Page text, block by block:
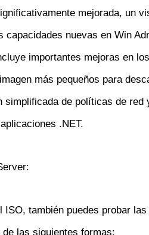
mejorada, un
capacidades nuevas en Win
importantes mejoras en
más pequeños para
simplificada de políticas de red
.NET.
ISO, también puedes probar
las siguientes formas: